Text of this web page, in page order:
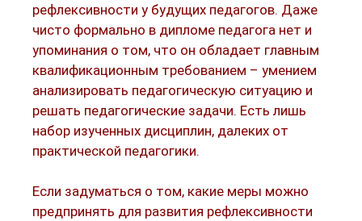
рефлексивности у будущих педагогов. Даже
чисто формально в дипломе педагога нет и
упоминания о том, что он обладает главным
квалификационным требованием – умением
анализировать педагогическую ситуацию и
решать педагогические задачи. Есть лишь
набор изученных дисциплин, далеких от
практической педагогики.
Если задуматься о том, какие меры можно
предпринять для развития рефлексивности